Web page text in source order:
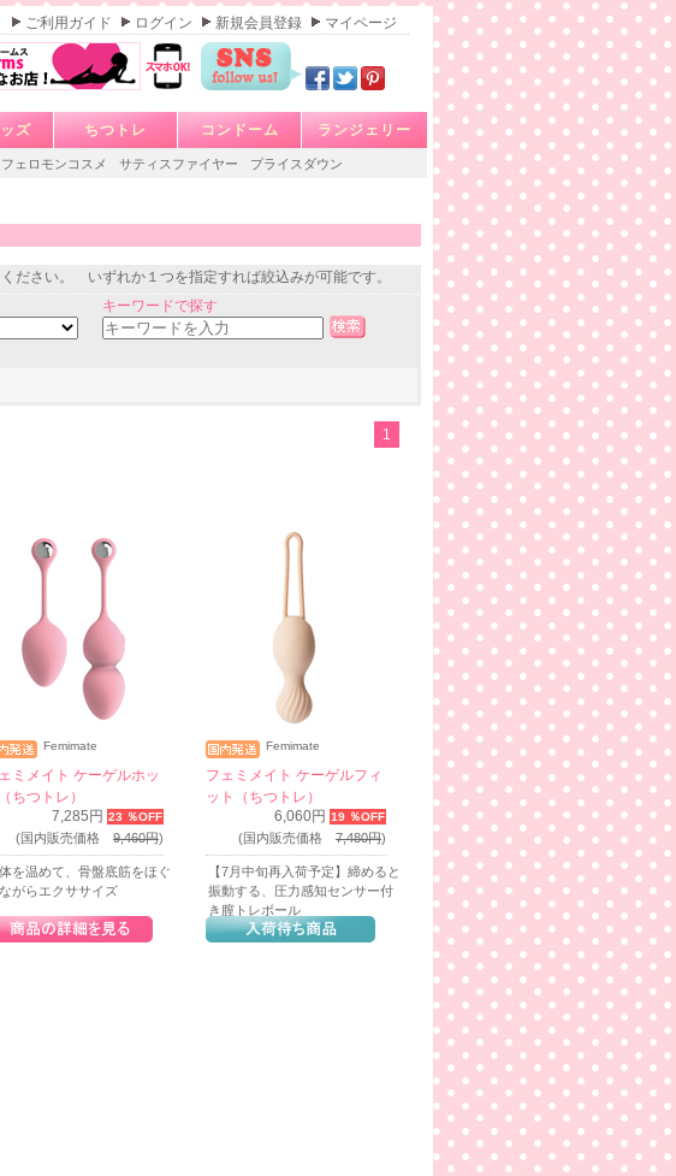
ご利用ガイド ログイン 新規会員登録 マイページ
ズ ちつトレ コンドーム ランジェリー
フェロモンコスメ サティスファイヤー プライスダウン
ださい。 いずれか１つを指定すれば絞込みが可能です。
キーワードで探す
1
Femimate
ミメイト ケーゲルホッ
ちつトレ）
7,285円 23 ％OFF
(国内販売価格 9,460円)
を温めて、骨盤底筋をほぐ
がらエクササイズ
Femimate
フェミメイト ケーゲルフィ
ット（ちつトレ）
6,060円 19 ％OFF
(国内販売価格 7,480円)
【7月中旬再入荷予定】締めると
振動する、圧力感知センサー付
き膣トレボール